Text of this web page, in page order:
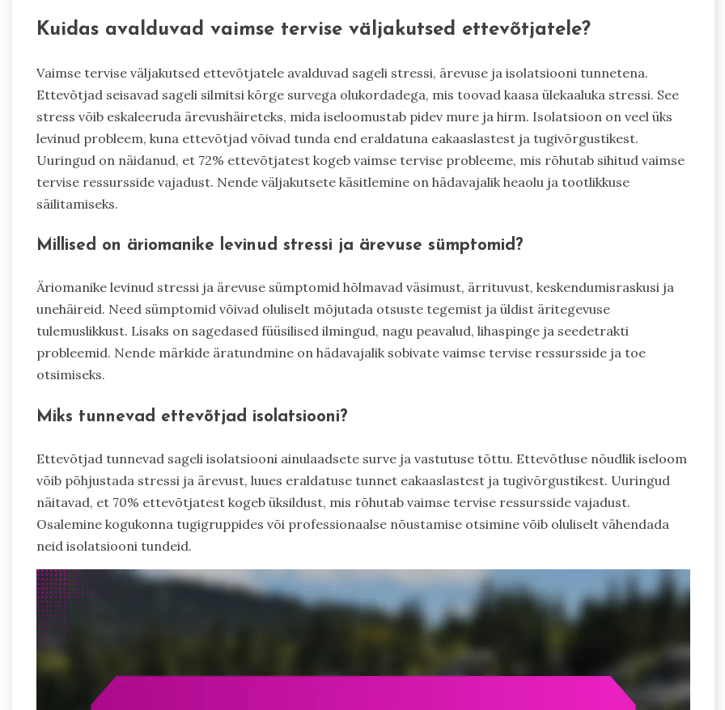
Kuidas avalduvad vaimse tervise väljakutsed ettevõtjatele?
Vaimse tervise väljakutsed ettevõtjatele avalduvad sageli stressi, ärevuse ja isolatsiooni tunnetena.
Ettevõtjad seisavad sageli silmitsi kõrge survega olukordadega, mis toovad kaasa ülekaaluka stressi. See
stress võib eskaleeruda ärevushäireteks, mida iseloomustab pidev mure ja hirm. Isolatsioon on veel üks
levinud probleem, kuna ettevõtjad võivad tunda end eraldatuna eakaaslastest ja tugivõrgustikest.
Uuringud on näidanud, et 72% ettevõtjatest kogeb vaimse tervise probleeme, mis rõhutab sihitud vaimse
tervise ressursside vajadust. Nende väljakutsete käsitlemine on hädavajalik heaolu ja tootlikkuse
säilitamiseks.
Millised on äriomanike levinud stressi ja ärevuse sümptomid?
Äriomanike levinud stressi ja ärevuse sümptomid hõlmavad väsimust, ärrituvust, keskendumisraskusi ja
unehäireid. Need sümptomid võivad oluliselt mõjutada otsuste tegemist ja üldist äritegevuse
tulemuslikkust. Lisaks on sagedased füüsilised ilmingud, nagu peavalud, lihaspinge ja seedetrakti
probleemid. Nende märkide äratundmine on hädavajalik sobivate vaimse tervise ressursside ja toe
otsimiseks.
Miks tunnevad ettevõtjad isolatsiooni?
Ettevõtjad tunnevad sageli isolatsiooni ainulaadsete surve ja vastutuse tõttu. Ettevõtluse nõudlik iseloom
võib põhjustada stressi ja ärevust, luues eraldatuse tunnet eakaaslastest ja tugivõrgustikest. Uuringud
näitavad, et 70% ettevõtjatest kogeb üksildust, mis rõhutab vaimse tervise ressursside vajadust.
Osalemine kogukonna tugigruppides või professionaalse nõustamise otsimine võib oluliselt vähendada
neid isolatsiooni tundeid.